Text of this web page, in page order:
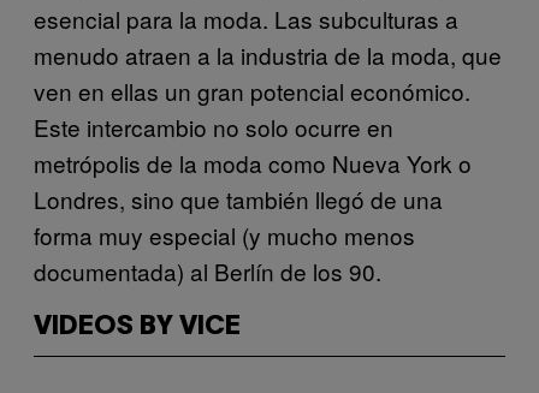
esencial para la moda. Las subculturas a
menudo atraen a la industria de la moda, que
ven en ellas un gran potencial económico.
Este intercambio no solo ocurre en
metrópolis de la moda como Nueva York o
Londres, sino que también llegó de una
forma muy especial (y mucho menos
documentada) al Berlín de los 90.
VIDEOS BY VICE